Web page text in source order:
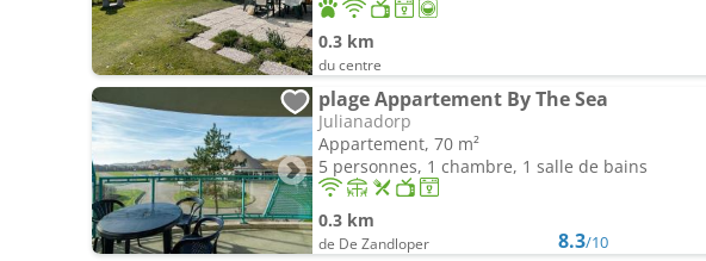
0.3 km
du centre
plage Appartement By The Sea
Julianadorp
Appartement, 70 m²
5 personnes, 1 chambre, 1 salle de bains
0.3 km
de De Zandloper 8.3/10